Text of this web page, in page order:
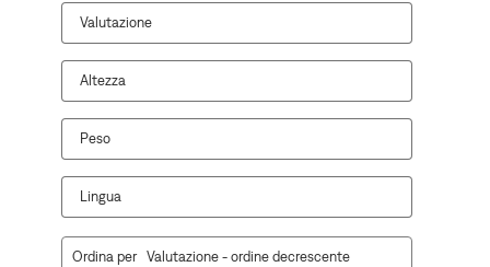
Valutazione
Altezza
Peso
Lingua
Ordina per Valutazione - ordine decrescente